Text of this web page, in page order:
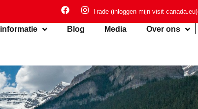
Trade (inloggen mijn visit-canada.eu)
Blog Media Over ons